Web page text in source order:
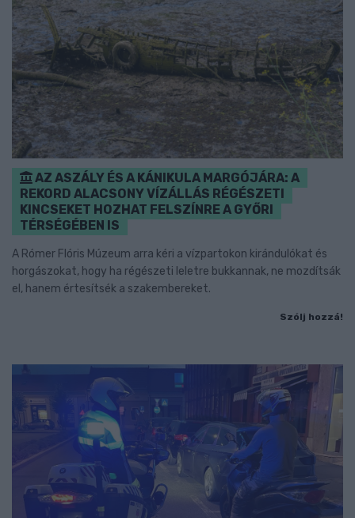
AZ ASZÁLY ÉS A KÁNIKULA MARGÓJÁRA: A
REKORD ALACSONY VÍZÁLLÁS RÉGÉSZETI
KINCSEKET HOZHAT FELSZÍNRE A GYŐRI
TÉRSÉGÉBEN IS
A Rómer Flóris Múzeum arra kéri a vízpartokon kirándulókat és
horgászokat, hogy ha régészeti leletre bukkannak, ne mozdítsák
el, hanem értesítsék a szakembereket.
Szólj hozzá!